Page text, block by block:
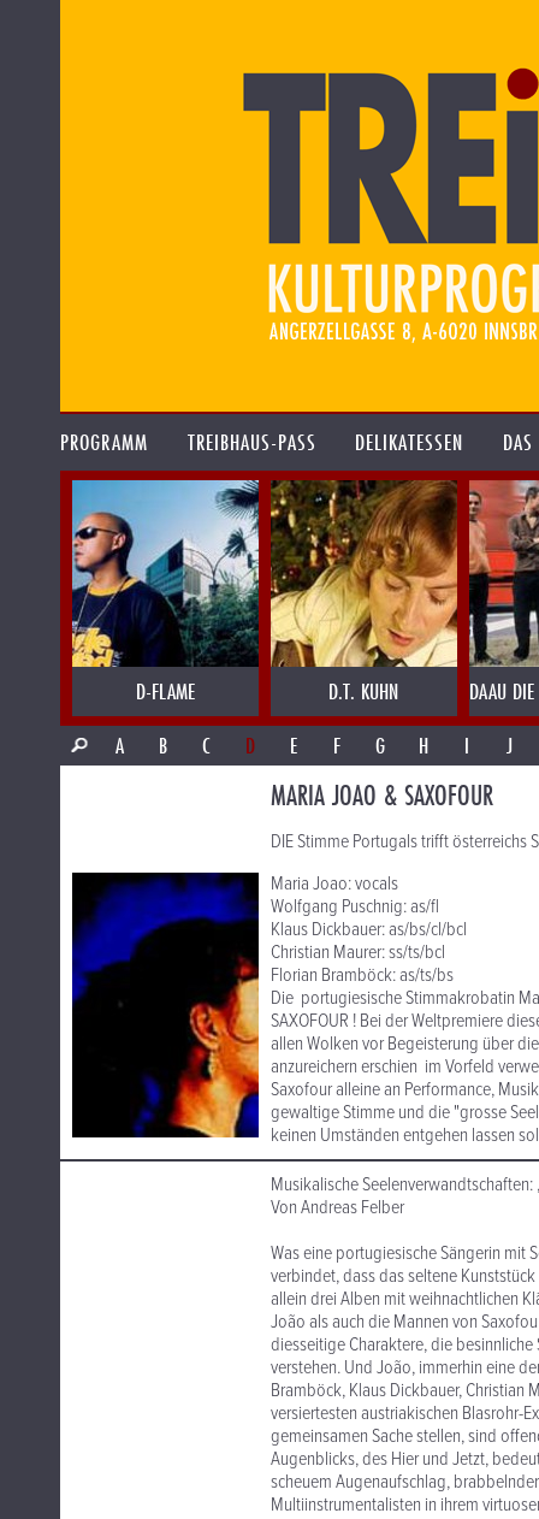
PROGRAMM TREIBHAUS-PASS DELIKATESSEN
D-FLAME D.T. KUHN
DAAU DIE
A
B C D E F G H I J
MARIA JOAO & SAXOFOUR
DIE Stimme Portugals trifft österreichs
Maria Joao: vocals
Wolfgang Puschnig: as/fl
Klaus Dickbauer: as/bs/cl/bcl
Christian Maurer: ss/ts/bcl
Florian Bramböck: as/ts/bs
Die portugiesische Stimmakrobatin
SAXOFOUR ! Bei der Weltpremiere
allen Wolken vor Begeisterung über
anzureichern erschien im Vorfeld
Saxofour alleine an Performance,
gewaltige Stimme und die "grosse
keinen Umständen entgehen lassen
Musikalische Seelenverwandtschaften:
Von Andreas Felber
Was eine portugiesische Sängerin mit
verbindet, dass das seltene
allein drei Alben mit weihnachtlichen
João als auch die Mannen von
diesseitige Charaktere, die
verstehen. Und João, immerhin eine
Bramböck, Klaus Dickbauer, Christian
versiertesten austriakischen Blasrohr-
gemeinsamen Sache stellen, sind
Augenblicks, des Hier und Jetzt,
scheuem Augenaufschlag,
Multiinstrumentalisten in ihrem